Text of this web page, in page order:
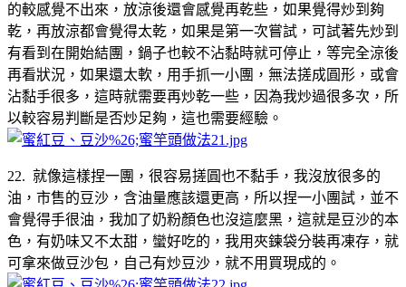
的較感覺不出來，放涼後還會感覺再乾些，如果覺得炒到夠
乾，再放涼都會覺得太乾，如果是第一次嘗試，可試著先炒到
有看到在開始結團，鍋子也較不沾黏時就可停止，等完全涼後
再看狀況，如果還太軟，用手抓一小團，無法搓成圓形，或會
沾黏手很多，這時就需要再炒乾一些，因為我炒過很多次，所
以較容易判斷是否炒足夠，這也需要經驗。
22. 就像這樣捏一團，很容易搓圓也不黏手，我沒放很多的
油，市售的豆沙，含油量應該還更高，所以捏一小團試，並不
會覺得手很油，我加了奶粉顏色也沒這麼黑，這就是豆沙的本
色，有奶味又不太甜，蠻好吃的，我用夾鍊袋分裝再凍存，就
可拿來做豆沙包，自己有炒豆沙，就不用買現成的。